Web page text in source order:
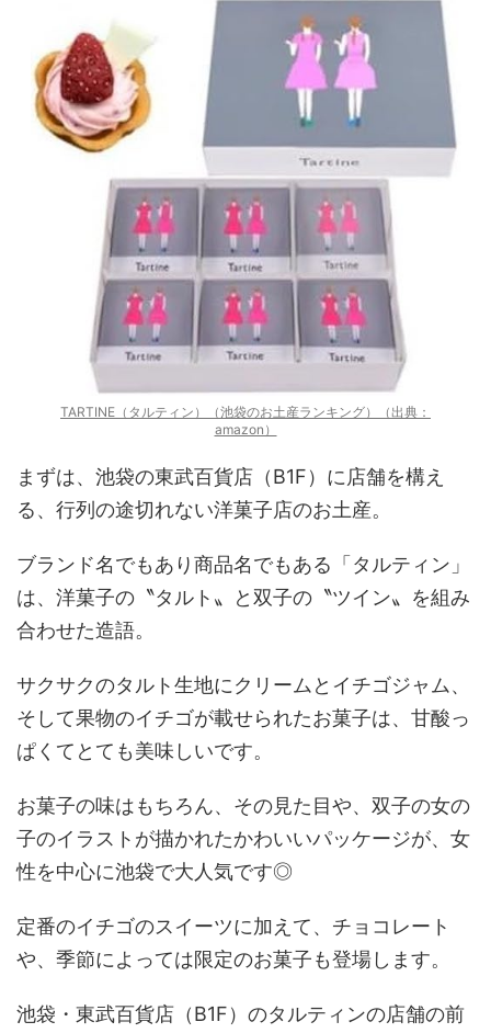
TARTINE（タルティン）（池袋のお土産ランキング）（出典：
amazon）
まずは、池袋の東武百貨店（B1F）に店舗を構え
る、行列の途切れない洋菓子店のお土産。
ブランド名でもあり商品名でもある「タルティン」
は、洋菓子の〝タルト〟と双子の〝ツイン〟を組み
合わせた造語。
サクサクのタルト生地にクリームとイチゴジャム、
そして果物のイチゴが載せられたお菓子は、甘酸っ
ぱくてとても美味しいです。
お菓子の味はもちろん、その見た目や、双子の女の
子のイラストが描かれたかわいいパッケージが、女
性を中心に池袋で大人気です◎
定番のイチゴのスイーツに加えて、チョコレート
や、季節によっては限定のお菓子も登場します。
池袋・東武百貨店（B1F）のタルティンの店舗の前